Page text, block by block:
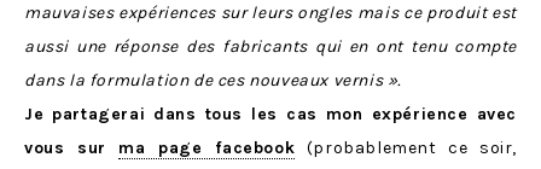
mauvaises expériences sur leurs ongles mais ce produit est
aussi une réponse des fabricants qui en ont tenu compte
dans la formulation de ces nouveaux vernis ».
Je partagerai dans tous les cas mon expérience avec
vous sur ma page facebook (probablement ce soir,